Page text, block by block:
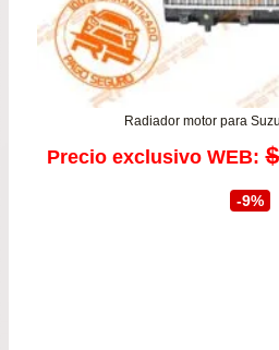
Radiador motor para
Precio exclusivo WEB: $
-9%